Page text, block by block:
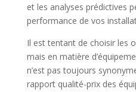
et les analyses prédictives
performance de vos
Il est tentant de choisir les
mais en matière
n’est pas toujours
rapport qualité-prix des